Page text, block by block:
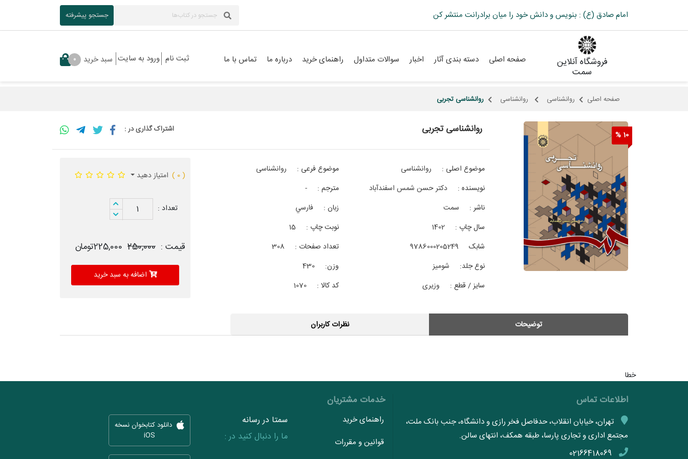
امام صادق (ع) : بنویس و دانش خود را میان برادرانت منتشر کن جستجو پیشرفته
فروشگاه آنلاین
سمت
صفحه اصلی دسته بندی آثار اخبار سوالات متداول راهنمای خرید درباره ما تماس با ما ثبت نام ورود به سایت سبد خرید 0
صفحه اصلی روانشناسی روانشناسی روانشناسی تجربی
10 % روانشناسی تجربی اشتراک گذاری در :
موضوع اصلی : روانشناسی موضوع فرعی :
روانشناسی
نویسنده :
دکتر حسن شمس اسفندآباد مترجم :
-
ناشر :
سمت زبان :
فارسي
سال چاپ :
1402 نوبت چاپ :
15
شابک
9786000205249 تعداد صفحات :
308
نوع جلد:
شوميز وزن:
430
سایز / قطع :
وزیری کد کالا : 1070
( 0 ) امتیاز دهید
تعداد : 1
قیمت : 250,000
اضافه به سبد خرید
توضیحات نظرات کاربران
خطا
اطلاعات تماس
تهران، خیابان انقلاب، حدفاصل فخر رازی و دانشگاه، جنب بانک ملت،
مجتمع اداری و تجاری پارسا، طبقه همکف، انتهای سالن.
02166418069
خدمات مشتریان
راهنمای خرید
قوانین و مقررات
سمتا در رسانه
ما را دنبال کنید در :
دانلود کتابخوان نسخه
iOS